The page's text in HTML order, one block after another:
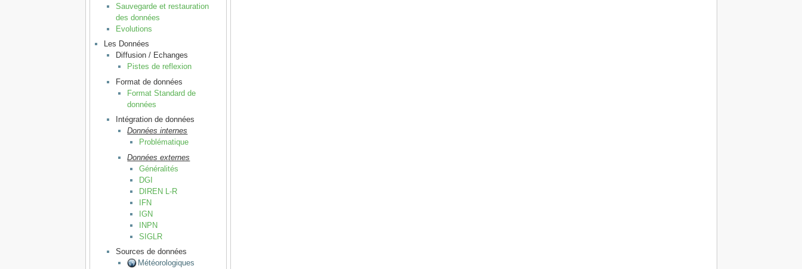
Sauvegarde et restauration
des données
Evolutions
Les Données
Diffusion / Echanges
Pistes de reflexion
Format de données
Format Standard de
données
Intégration de données
Données internes
Problématique
Données externes
Généralités
DGI
DIREN L-R
IFN
IGN
INPN
SIGLR
Sources de données
Météorologiques